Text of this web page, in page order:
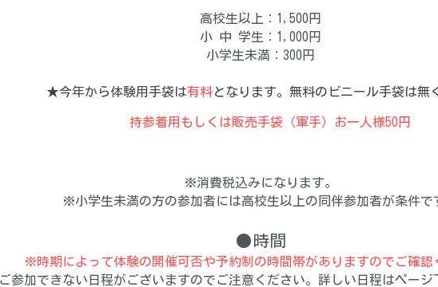
高校生以上：1,500円
小 中 学生：1,000円
小学生未満：300円
★今年から体験用手袋は有料となります。無料のビニール手袋は無
持参着用もしくは販売手袋（軍手）お一人様50円
※消費税込みになります。
※小学生未満の方の参加者には高校生以上の同伴参加者が条件で
●時間
※時期によって体験の開催可否や予約制の時間帯がありますのでご確認
参加できない日程がございますのでご注意ください。詳しい日程はページ